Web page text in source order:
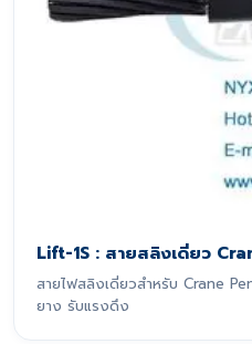
Lift-1S : สายสลิงเดี่ยว
สายไฟสลิงเดี่ยวสำหรับ Crane
ยาง รับแรงดึง